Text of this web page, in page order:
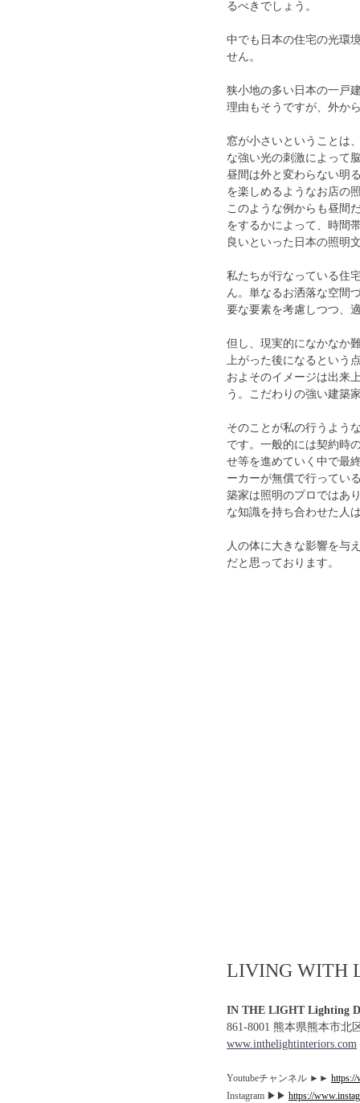
るべきでしょう。
中でも日本の住宅の光環
せん。
狭小地の多い日本の一戸
理由もそうですが、外か
窓が小さいということは
な強い光の刺激によって
昼間は外と変わらない明
を楽しめるようなお店の
このような例からも昼間
をするかによって、時間
良いといった日本の照明
私たちが行なっている住
ん。単なるお洒落な空間
要な要素を考慮しつつ、
但し、現実的になかなか
上がった後になるという
およそのイメージは出来
う。こだわりの強い建築
そのことが私の行うよう
です。一般的には契約時
せ等を進めていく中で最
ーカーが無償で行ってい
築家は照明のプロではあ
な知識を持ち合わせた人
人の体に大きな影響を与
だと思っております。
LIVING WITH
IN THE LIGHT Lighting
861-8001 熊本県熊本市北
www.inthelightinteriors.com
Youtubeチャンネル ►► https://
Instagram ▶︎▶︎ https://